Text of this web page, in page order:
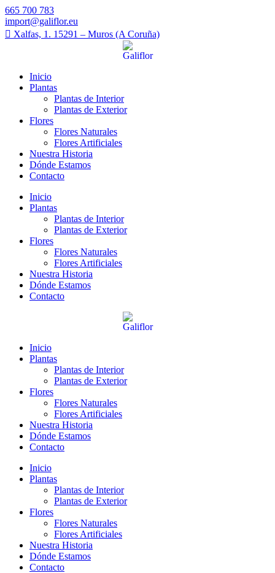
665 700 783
import@galiflor.eu
Xalfas, 1. 15291 – Muros (A Coruña)
Inicio
Plantas
Plantas de Interior
Plantas de Exterior
Flores
Flores Naturales
Flores Artificiales
Nuestra Historia
Dónde Estamos
Contacto
Inicio
Plantas
Plantas de Interior
Plantas de Exterior
Flores
Flores Naturales
Flores Artificiales
Nuestra Historia
Dónde Estamos
Contacto
Inicio
Plantas
Plantas de Interior
Plantas de Exterior
Flores
Flores Naturales
Flores Artificiales
Nuestra Historia
Dónde Estamos
Contacto
Inicio
Plantas
Plantas de Interior
Plantas de Exterior
Flores
Flores Naturales
Flores Artificiales
Nuestra Historia
Dónde Estamos
Contacto